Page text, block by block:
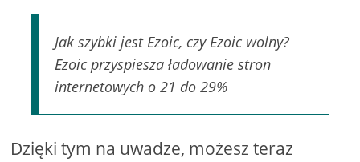
Jak szybki jest Ezoic, czy Ezoic wolny?
Ezoic przyspiesza ładowanie stron
internetowych o 21 do 29%
Dzięki tym na uwadze, możesz teraz